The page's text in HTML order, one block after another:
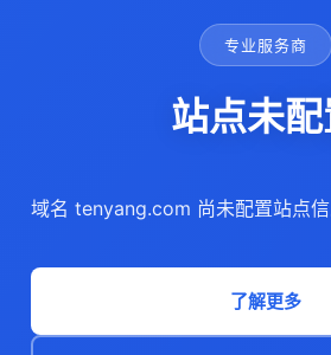
专业服务商
站点未配
域名 tenyang.com 尚未配置站点信
了解更多